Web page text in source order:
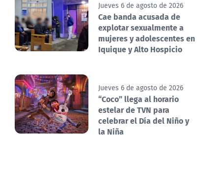
Jueves 6 de agosto de 2026
Cae banda acusada de
explotar sexualmente a
mujeres y adolescentes en
Iquique y Alto Hospicio
Jueves 6 de agosto de 2026
“Coco” llega al horario
estelar de TVN para
celebrar el Día del Niño y
la Niña